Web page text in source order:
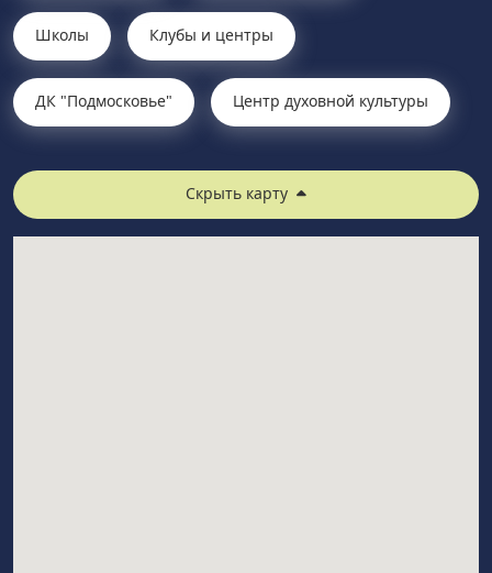
Школы Клубы и центры
ДК "Подмосковье" Центр духовной культуры
Скрыть карту